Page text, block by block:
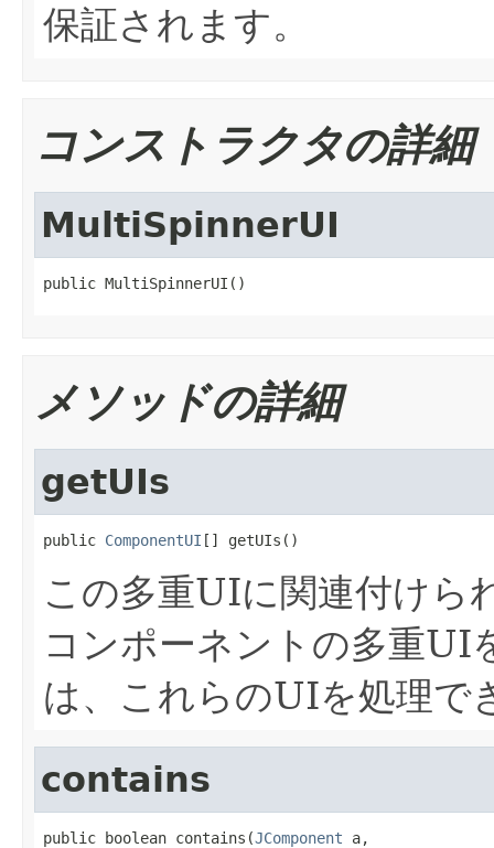
保証されます。
コンストラクタの詳細
MultiSpinnerUI
public MultiSpinnerUI()
メソッドの詳細
getUIs
public ComponentUI [] getUIs()
この多重UIに関連付けら
コンポーネントの多重UI
は、これらのUIを処理で
contains
public boolean contains(JComponent a,